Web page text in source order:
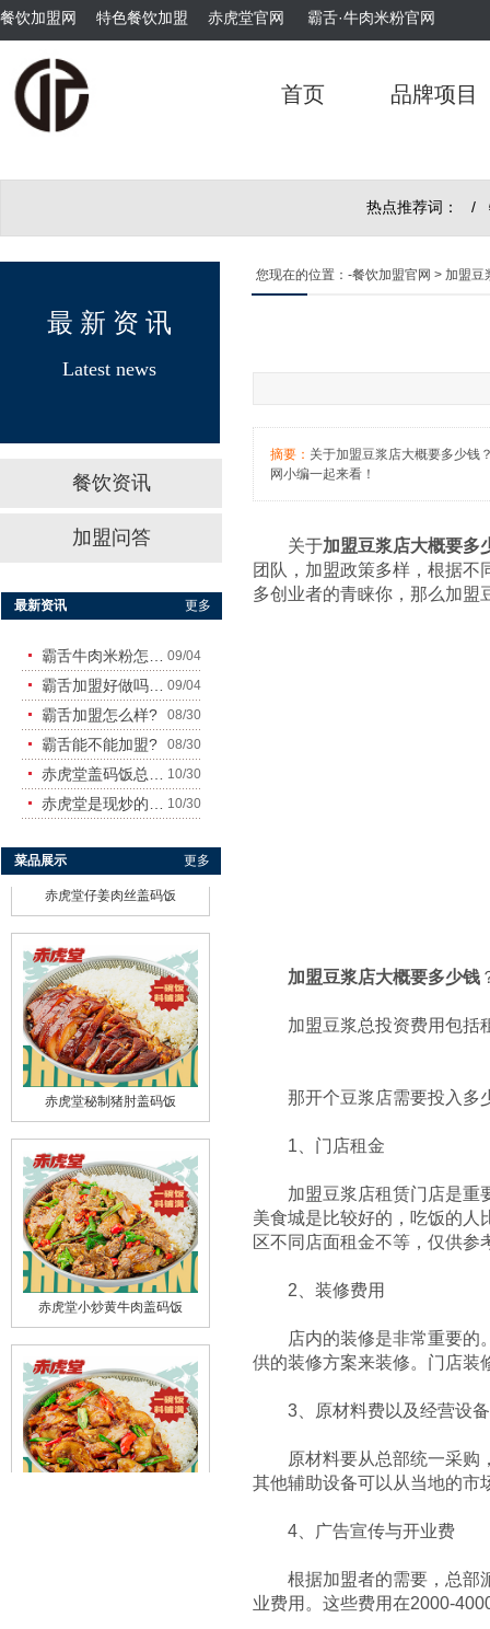
首页 品牌项目
餐饮加盟网 特色餐饮加盟 赤虎堂官网 霸舌·牛肉米粉官网
餐饮资讯
加盟问答
最 新 资 讯
Latest news
热点推荐词： /
摘要： 关于加盟豆浆店大概要多少钱
网小编一起来看！
关于加盟豆浆店大概要多
团队，加盟政策多样，根据
多创业者的青睐你，那么加盟
加盟豆浆店大概要多少钱
加盟豆浆总投资费用包括租
那开个豆浆 店需要投入多
1、门店租金
加盟豆浆 店租赁门店是重
美食城是比较好的，吃饭的人
区不同店面租金不等，仅供参
2、装修费用
店内的装修是非常重要的。
供的装修方案来装修。门店装
3、原材料费以及经营设
原材料要从总部统一采购，
其他辅助设备可以从当地的市
4、广告宣传与开业费
根据加盟者的需要，总部派
业费用。这些费用在2000-
最新资讯 更多
09/04
09/04
霸舌加盟怎么样? 08/30
霸舌能不能加盟? 08/30
10/30
10/30
菜品展示 更多
霸舌酸汤肥牛粉
霸舌酸菜牛肉米粉
赤虎堂干豆角烧肉盖码饭
您现在的位置： -餐饮加盟官网 > 加盟豆